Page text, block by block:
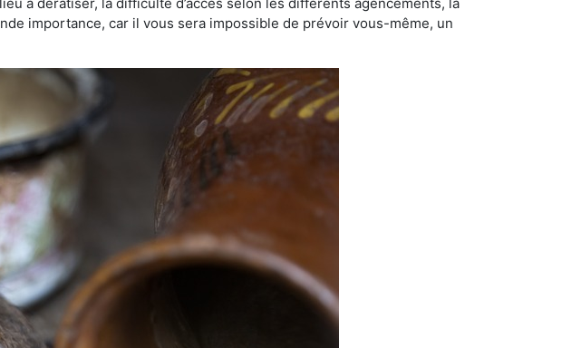
importance, car il vous sera impossible de prévoir vous-même, un